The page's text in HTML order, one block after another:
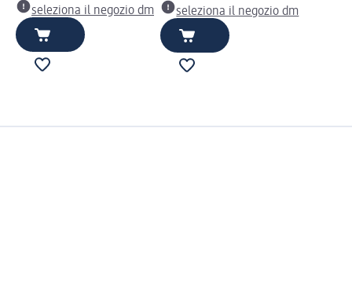
seleziona il negozio dm
seleziona il negozio dm